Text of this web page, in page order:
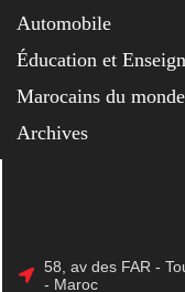
Automobile
Éducation et
Marocains du monde
Archives
58, av des FAR -
- Maroc